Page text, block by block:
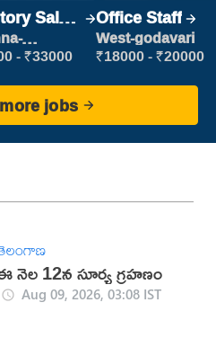
Sales
- ₹33000
Office Staff
West-godavari
₹18000 - ₹20000
jobs
నెల 12న సూర్య గ్రహణం
Aug 09, 2026, 03:08 IST